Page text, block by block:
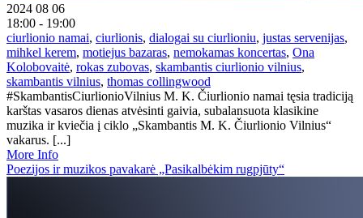
2024 08 06
18:00 - 19:00
ciurlionio namai, ciurlionis, dialogai su ciurlioniu, justas servenijas,
mihkel kerem, motiejus bazaras, nemokamas koncertas, Ona
Kolobovaitė, rokas zubovas, skambantis ciurlionio vilnius,
skambantis vilnius, thomas collingwood
#SkambantisCiurlionioVilnius M. K. Čiurlionio namai tęsia tradiciją
karštas vasaros dienas atvėsinti gaivia, subalansuota klasikine
muzika ir kviečia į ciklo „Skambantis M. K. Čiurlionio Vilnius“
vakarus. [...]
More Info
Poezijos ir muzikos pavakarė „Pasikalbėkim rugpjūty“